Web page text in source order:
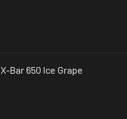
X-Bar 650 Ice Grape